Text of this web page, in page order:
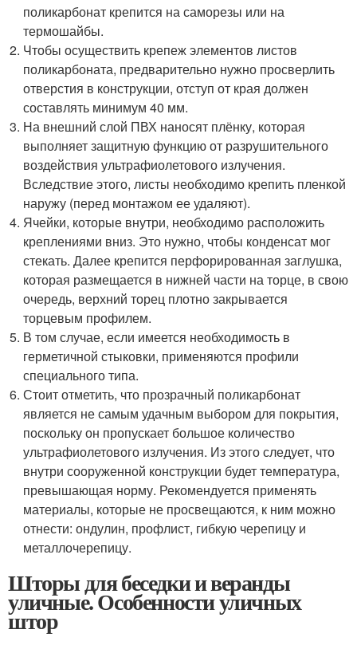
поликарбонат крепится на саморезы или на
термошайбы.
Чтобы осуществить крепеж элементов листов
поликарбоната, предварительно нужно просверлить
отверстия в конструкции, отступ от края должен
составлять минимум 40 мм.
На внешний слой ПВХ наносят плёнку, которая
выполняет защитную функцию от разрушительного
воздействия ультрафиолетового излучения.
Вследствие этого, листы необходимо крепить пленкой
наружу (перед монтажом ее удаляют).
Ячейки, которые внутри, необходимо расположить
креплениями вниз. Это нужно, чтобы конденсат мог
стекать. Далее крепится перфорированная заглушка,
которая размещается в нижней части на торце, в свою
очередь, верхний торец плотно закрывается
торцевым профилем.
В том случае, если имеется необходимость в
герметичной стыковки, применяются профили
специального типа.
Стоит отметить, что прозрачный поликарбонат
является не самым удачным выбором для покрытия,
поскольку он пропускает большое количество
ультрафиолетового излучения. Из этого следует, что
внутри сооруженной конструкции будет температура,
превышающая норму. Рекомендуется применять
материалы, которые не просвещаются, к ним можно
отнести: ондулин, профлист, гибкую черепицу и
металлочерепицу.
Шторы для беседки и веранды
уличные. Особенности уличных
штор